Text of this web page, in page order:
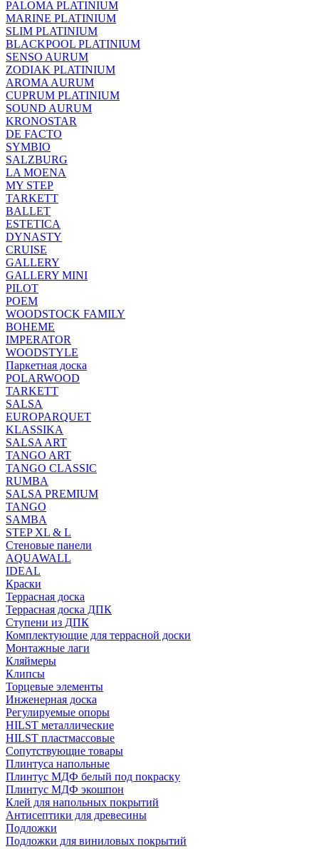
PALOMA PLATINIUM
MARINE PLATINIUM
SLIM PLATINIUM
BLACKPOOL PLATINIUM
SENSO AURUM
ZODIAK PLATINIUM
AROMA AURUM
CUPRUM PLATINIUM
SOUND AURUM
KRONOSTAR
DE FACTO
SYMBIO
SALZBURG
LA MOENA
MY STEP
TARKETT
BALLET
ESTETICA
DYNASTY
CRUISE
GALLERY
GALLERY MINI
PILOT
POEM
WOODSTOCK FAMILY
BOHEME
IMPERATOR
WOODSTYLE
Паркетная доска
POLARWOOD
TARKETT
SALSA
EUROPARQUET
KLASSIKA
SALSA ART
TANGO ART
TANGO CLASSIC
RUMBA
SALSA PREMIUM
TANGO
SAMBA
STEP XL & L
Стеновые панели
AQUAWALL
IDEAL
Краски
Террасная доска
Террасная доска ДПК
Ступени из ДПК
Комплектующие для террасной доски
Монтажные лаги
Кляймеры
Клипсы
Торцевые элементы
Инженерная доска
Регулируемые опоры
HILST металлические
HILST пластмассовые
Сопутствующие товары
Плинтуса напольные
Плинтус МДФ белый под покраску
Плинтус МДФ экошпон
Клей для напольных покрытий
Антисептики для древесины
Подложки
Подложки для виниловых покрытий